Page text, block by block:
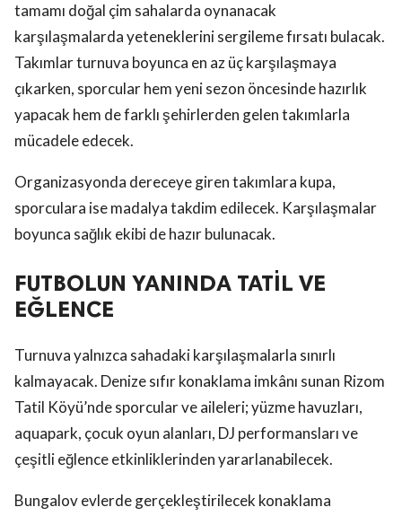
tamamı doğal çim sahalarda oynanacak
karşılaşmalarda yeteneklerini sergileme fırsatı bulacak.
Takımlar turnuva boyunca en az üç karşılaşmaya
çıkarken, sporcular hem yeni sezon öncesinde hazırlık
yapacak hem de farklı şehirlerden gelen takımlarla
mücadele edecek.
Organizasyonda dereceye giren takımlara kupa,
sporculara ise madalya takdim edilecek. Karşılaşmalar
boyunca sağlık ekibi de hazır bulunacak.
FUTBOLUN YANINDA TATİL VE
EĞLENCE
Turnuva yalnızca sahadaki karşılaşmalarla sınırlı
kalmayacak. Denize sıfır konaklama imkânı sunan Rizom
Tatil Köyü’nde sporcular ve aileleri; yüzme havuzları,
aquapark, çocuk oyun alanları, DJ performansları ve
çeşitli eğlence etkinliklerinden yararlanabilecek.
Bungalov evlerde gerçekleştirilecek konaklama